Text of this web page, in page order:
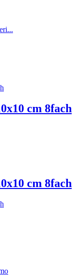
cm 8fach
cm 8fach